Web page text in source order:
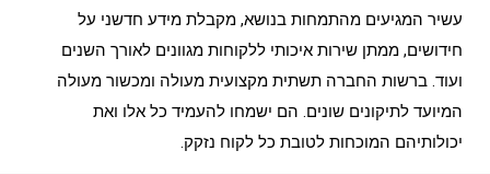
עשיר המגיעים מהתמחות בנושא, מקבלת מידע חדשני על
חידושים, ממתן שירות איכותי ללקוחות מגוונים לאורך השנים
ועוד. ברשות החברה תשתית מקצועית מעולה ומכשור מעולה
המיועד לתיקונים שונים. הם ישמחו להעמיד כל אלו ואת
יכולותיהם המוכחות לטובת כל לקוח נזקק.